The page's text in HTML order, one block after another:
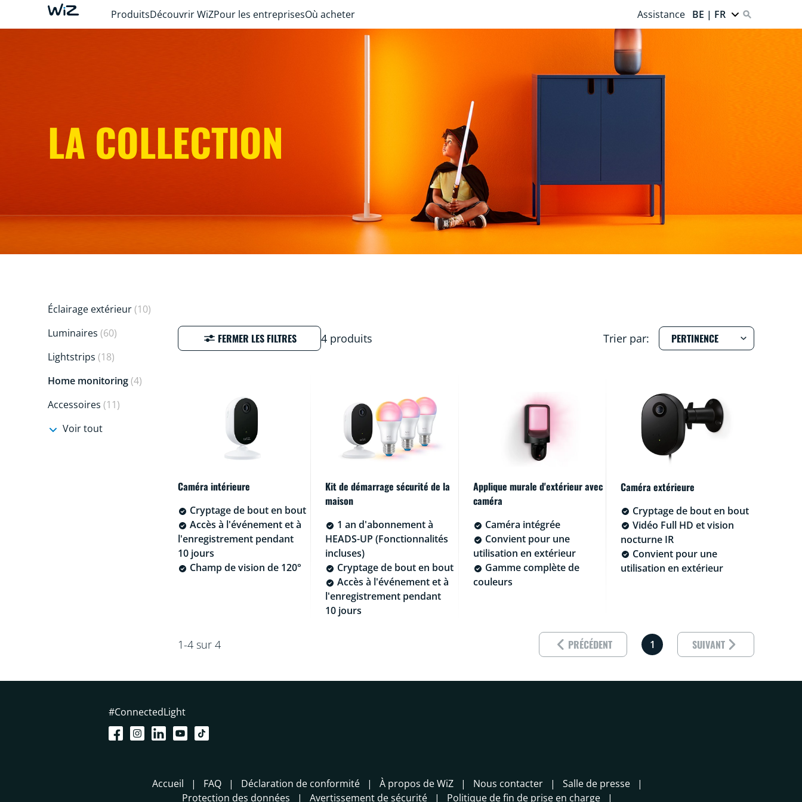
ProduitsDécouvrir WiZPour les entreprisesOù acheter Assistance BE | FR
LA COLLECTION
Éclairage extérieur(10)
Luminaires (60)
Lightstrips (18)
Home monitoring(4)
Accessoires (11)
Voir tout
FERMER LES FILTRES 4 produits Trier par:
Caméra intérieure
Cryptage de bout en bout
Accès à l'événement et à
l'enregistrement pendant
10 jours
Champ de vision de 120°
Kit de démarrage sécurité de la
maison
1 an d'abonnement à
HEADS-UP (Fonctionnalités
incluses)
Cryptage de bout en bout
Accès à l'événement et à
l'enregistrement pendant
10 jours
Applique murale d'extérieur avec
caméra
Caméra intégrée
Convient pour une
utilisation en extérieur
Gamme complète de
couleurs
Caméra extérieure
Cryptage de bout en bout
Vidéo Full HD et vision
nocturne IR
Convient pour une
utilisation en extérieur
1-4 sur 4 Results
PRÉCÉDENT 1 SUIVANT
#ConnectedLight
Accueil FAQ Déclaration de conformité À propos de WiZ Nous contacter
Salle de presse
Protection des données
Avertissement de sécurité Politique de fin de prise en charge